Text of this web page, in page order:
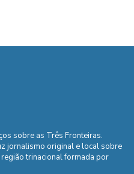
sobre as Três Fronteiras.
jornalismo original e local sobre
região trinacional formada por